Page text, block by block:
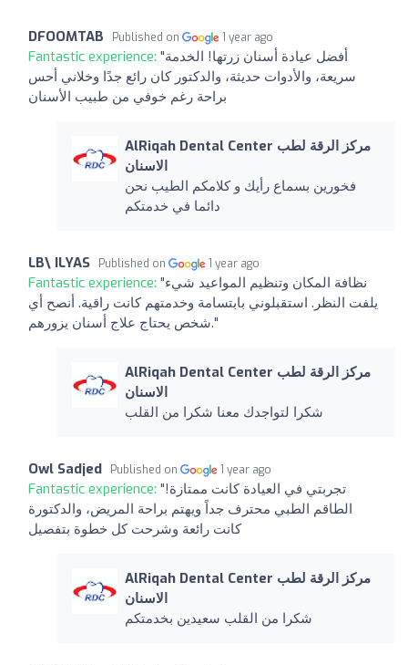
DFOOMTAB Published on 1 year ago
Fantastic experience: "أفضل عيادة أسنان زرتها! الخدمة
سريعة، والأدوات حديثة، والدكتور كان رائع جدًا وخلاني أحس
براحة رغم خوفي من طبيب الأسنان
AlRiqah Dental Center مركز الرقة لطب
الاسنان
فخورين بسماع رأيك و كلامكم الطيب نحن
دائما في خدمتكم
LB\ ILYAS Published on 1 year ago
Fantastic experience: "نظافة المكان وتنظيم المواعيد شيء
يلفت النظر. استقبلوني بابتسامة وخدمتهم كانت راقية. أنصح أي
شخص يحتاج علاج أسنان يزورهم."
AlRiqah Dental Center مركز الرقة لطب
الاسنان
شكرا لتواجدك معنا شكرا من القلب
Owl Sadjed Published on 1 year ago
Fantastic experience: "تجربتي في العيادة كانت ممتازة!
الطاقم الطبي محترف جداً ويهتم براحة المريض، والدكتورة
كانت رائعة وشرحت كل خطوة بتفصيل
AlRiqah Dental Center مركز الرقة لطب
الاسنان
شكرا من القلب سعيدين بخدمتكم